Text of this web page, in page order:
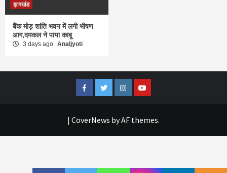
झारखंड
बैंक मोड़ शांति भवन में लगी भीषण
आग,दमकल ने पाया काबू
3 days ago Analjyoti
FacebookTwitterInstagramYoutube
| CoverNews by AF themes.